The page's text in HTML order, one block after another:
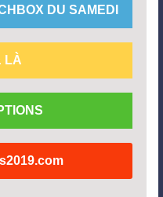
DU SAMEDI
LÀ